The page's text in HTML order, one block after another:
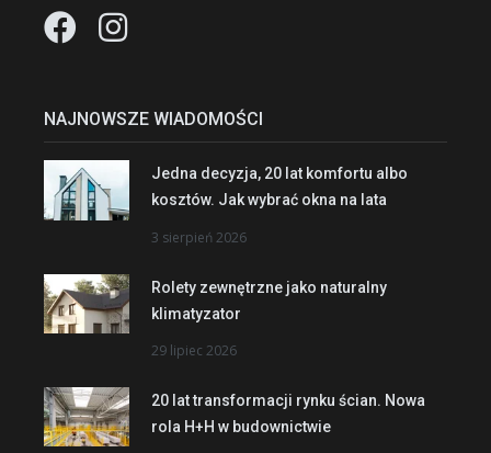
NAJNOWSZE WIADOMOŚCI
Jedna decyzja, 20 lat komfortu albo
kosztów. Jak wybrać okna na lata
3 sierpień 2026
Rolety zewnętrzne jako naturalny
klimatyzator
29 lipiec 2026
20 lat transformacji rynku ścian. Nowa
rola H+H w budownictwie